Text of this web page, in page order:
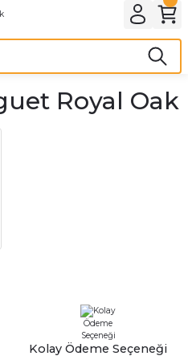
AYDINLATMA & ELEKTRİK
AYDINLATMARoyal Oak
Kolay Ödeme Seçeneği